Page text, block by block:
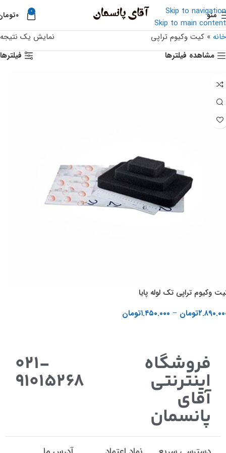
Skip to navigation
Skip to main content
منو 0 ۰
خانه » کیت وکیوم تراپی
نمایش یک نتیجه
مشاهده فیلترها
فیلترها
وکیوم تراپی تک لوله پایا
تومان – ۱.۴۵۰.۰۰۰تومان
فروشگاه
اینترنتی
آقای
پانسمان
021-
91015268